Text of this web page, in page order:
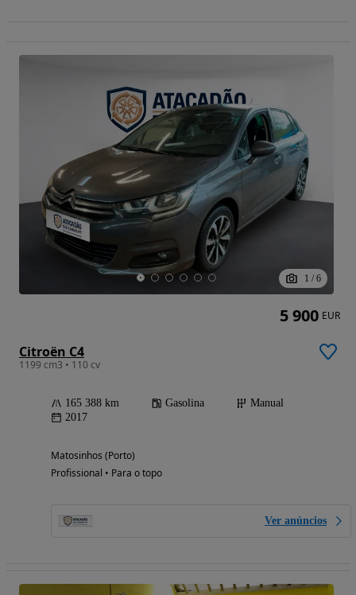
1 / 6
Citroën C4
1199 cm3 • 110 cv
165 388 km Gasolina
Manual
2017
Matosinhos (Porto)
Profissional • Para o topo
Ver anúncios
5 900 EUR